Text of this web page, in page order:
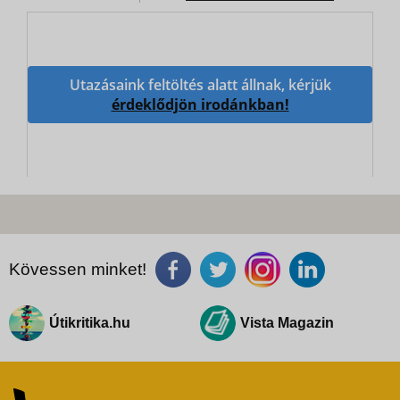
Utazásaink feltöltés alatt állnak, kérjük
érdeklődjön irodánkban!
Kövessen minket!
Útikritika.hu Vista Magazin